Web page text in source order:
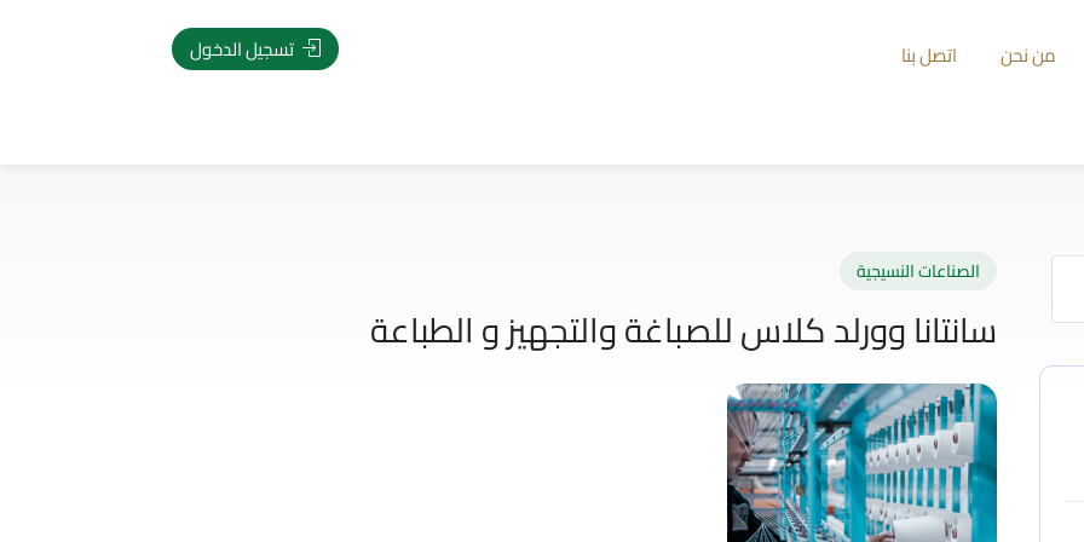
من نحن اتصل بنا تسجيل الدخول
الصناعات النسيجية
سانتانا وورلد كلاس للصباغة والتجهيز و الطباعة